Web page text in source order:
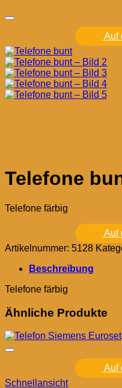
Auf
Telefone
Telefone färbig
Auf
Artikelnummer: 5128
Beschreibung
Telefone färbig
Ähnliche Produkte
Auf
Schnellansicht